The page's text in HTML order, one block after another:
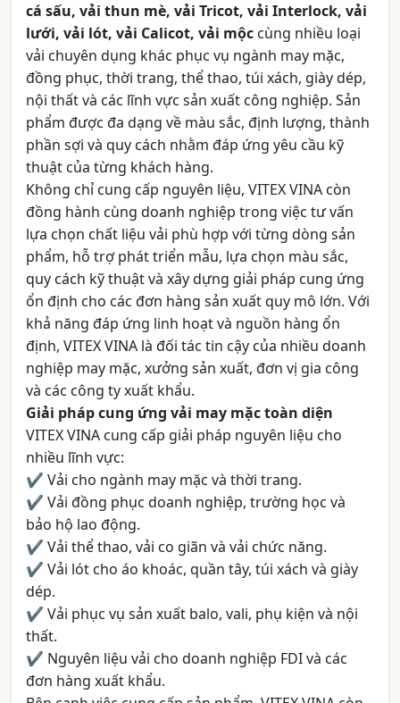
cá sấu, vải thun mè, vải Tricot, vải Interlock, vải
lưới, vải lót, vải Calicot, vải mộc cùng nhiều loại
vải chuyên dụng khác phục vụ ngành may mặc,
đồng phục, thời trang, thể thao, túi xách, giày dép,
nội thất và các lĩnh vực sản xuất công nghiệp. Sản
phẩm được đa dạng về màu sắc, định lượng, thành
phần sợi và quy cách nhằm đáp ứng yêu cầu kỹ
thuật của từng khách hàng.
Không chỉ cung cấp nguyên liệu, VITEX VINA còn
đồng hành cùng doanh nghiệp trong việc tư vấn
lựa chọn chất liệu vải phù hợp với từng dòng sản
phẩm, hỗ trợ phát triển mẫu, lựa chọn màu sắc,
quy cách kỹ thuật và xây dựng giải pháp cung ứng
ổn định cho các đơn hàng sản xuất quy mô lớn. Với
khả năng đáp ứng linh hoạt và nguồn hàng ổn
định, VITEX VINA là đối tác tin cậy của nhiều doanh
nghiệp may mặc, xưởng sản xuất, đơn vị gia công
và các công ty xuất khẩu.
Giải pháp cung ứng vải may mặc toàn diện
VITEX VINA cung cấp giải pháp nguyên liệu cho
nhiều lĩnh vực:
✔ Vải cho ngành may mặc và thời trang.
✔ Vải đồng phục doanh nghiệp, trường học và
bảo hộ lao động.
✔ Vải thể thao, vải co giãn và vải chức năng.
✔ Vải lót cho áo khoác, quần tây, túi xách và giày
dép.
✔ Vải phục vụ sản xuất balo, vali, phụ kiện và nội
thất.
✔ Nguyên liệu vải cho doanh nghiệp FDI và các
đơn hàng xuất khẩu.